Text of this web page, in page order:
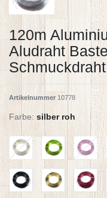
120m
Aludraht
Schmuckdraht
Artikelnummer 10778
Farbe: silber roh